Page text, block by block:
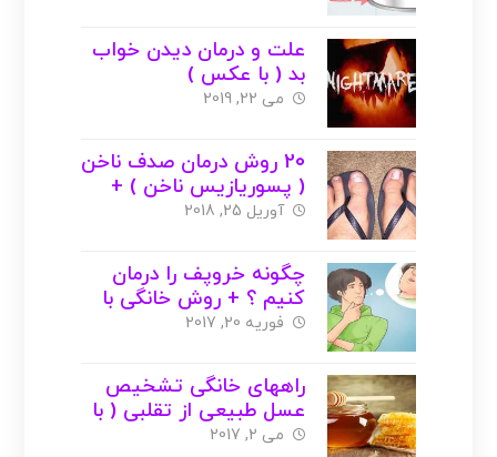
علت و درمان دیدن خواب
بد ( با عکس )
می 22, 2019
20 روش درمان صدف ناخن
( پسوریازیس ناخن ) +
عکس
آوریل 25, 2018
چگونه خروپف را درمان
کنیم ؟ + روش خانگی با
عکس
فوریه 20, 2017
راههای خانگی تشخیص
عسل طبیعی از تقلبی ( با
عکس )
می 2, 2017